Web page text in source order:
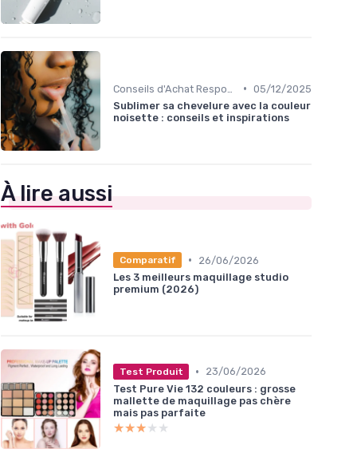
• 05/12/2025
Sublimer sa chevelure avec la couleur
noisette : conseils et inspirations
À lire aussi
Comparatif •
26/06/2026
Les 3 meilleurs maquillage studio
premium (2026)
Test Produit •
23/06/2026
Test Pure Vie 132 couleurs : grosse
mallette de maquillage pas chère
mais pas parfaite
★★★★★
★★★★★